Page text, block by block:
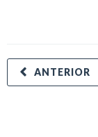
ANTERIOR